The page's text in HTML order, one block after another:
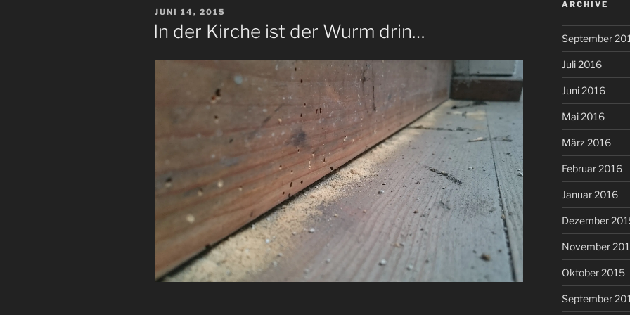
VERÖFFENTLICHT
AM
JUNI 14, 2015
In der Kirche ist der Wurm drin…
ARCHIVE
September
Juli 2016
Juni 2016
Mai 2016
März 2016
Februar 2016
Januar 2016
Dezember
November
Oktober 2015
September